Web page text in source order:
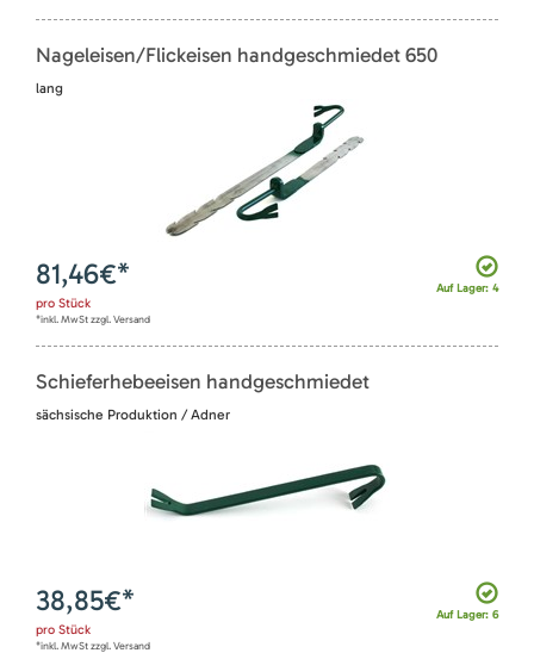
Nageleisen/Flickeisen handgeschmiedet 650
lang
Auf Lager: 4
81,46€*
pro Stück
*inkl. MwSt zzgl. Versand
Schieferhebeeisen handgeschmiedet
sächsische Produktion / Adner
Auf Lager: 6
38,85€*
pro Stück
*inkl. MwSt zzgl. Versand